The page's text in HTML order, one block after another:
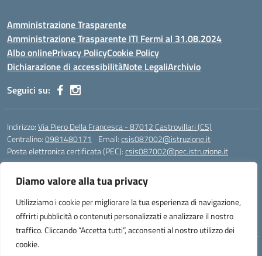
Diamo valore alla tua privacy
Utilizziamo i cookie per migliorare la tua esperienza di navigazione,
offrirti pubblicità o contenuti personalizzati e analizzare il nostro
traffico. Cliccando “Accetta tutti”, acconsenti al nostro utilizzo dei
cookie.
Amministrazione Trasparente
Amministrazione Trasparente ITI Fermi al 31.08.2024
Albo onlinePrivacy PolicyCookie Policy
Dichiarazione di accessibilitàNote LegaliArchivio
Seguici su:
Indirizzo:Via Piero Della Francesca - 87012 Castrovillari (CS)
Centralino:0981480171 Email:csis087002@istruzione.it
Posta elettronica certificata (PEC):csis087002@pec.istruzione.it
Codice meccanografico:CSIS087002
Codice Indice delle Pubbliche Amministrazioni (IPA): PNG4CA8K
Codice unico di fatturazione (CUF): R8N7JA